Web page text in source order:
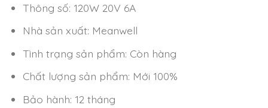
Thông số: 120W 20V 6A
Nhà sản xuất: Meanwell
Tình trạng sản phẩm: Còn hàng
Chất lượng sản phẩm: Mới 100%
Bảo hành: 12 tháng